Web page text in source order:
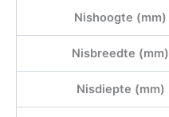
Nishoogte (mm)
Nisbreedte (mm)
Nisdiepte (mm)